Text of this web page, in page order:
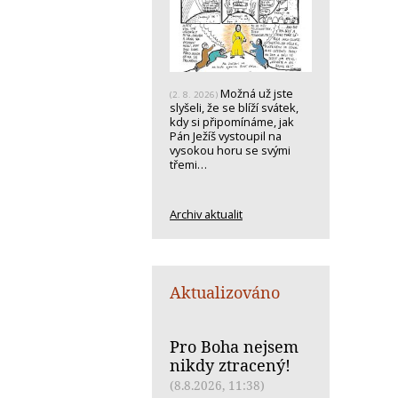
(2. 8. 2026) Možná už jste
slyšeli, že se blíží svátek,
kdy si připomínáme, jak
Pán Ježíš vystoupil na
vysokou horu se svými
třemi…
Archiv aktualit
Aktualizováno
Pro Boha nejsem
nikdy ztracený!
(8.8.2026, 11:38)